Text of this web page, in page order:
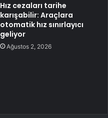
Hız cezaları tarihe
karışabilir: Araçlara
otomatik hız sınırlayıcı
geliyor
Ağustos 2, 2026